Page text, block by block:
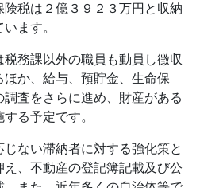
険税は２億３９２３万円と収納
ます。
務課以外の職員も動員し徴収
か、給与、預貯金、生命保
査をさらに進め、財産がある
る予定です。
ない滞納者に対する強化策と
え、不動産の登記簿記載及び公